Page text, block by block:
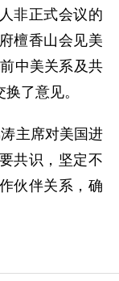
非正式会议的
檀香山会见美
中美关系及共
了意见。
主席对美国进
共识，坚定不
伙伴关系，确